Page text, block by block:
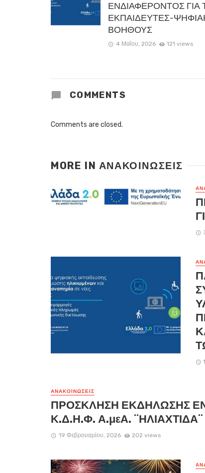
ΕΝΔΙΑΦΕΡΟΝΤΟΣ ΓΙΑ
ΕΚΠΑΙΔΕΥΤΕΣ-
ΒΟΗΘΟΥΣ
4 Μαΐου, 2026 121 views
COMMENTS
Comments are closed.
MORE IN ΑΝΑΚΟΙΝΏΣΕΙΣ
ΑΝΑΚΟΙΝΏΣΕΙΣ
ΠΡΟΣΚΛΗΣΗ ΕΚΔΗΛΩΣΗΣ
Κ.Δ.Η.Φ. Α.μεΑ. ¨ΗΛΙΑΧΤΙΔΑ¨
19 Φεβρουαρίου, 2026 202 views